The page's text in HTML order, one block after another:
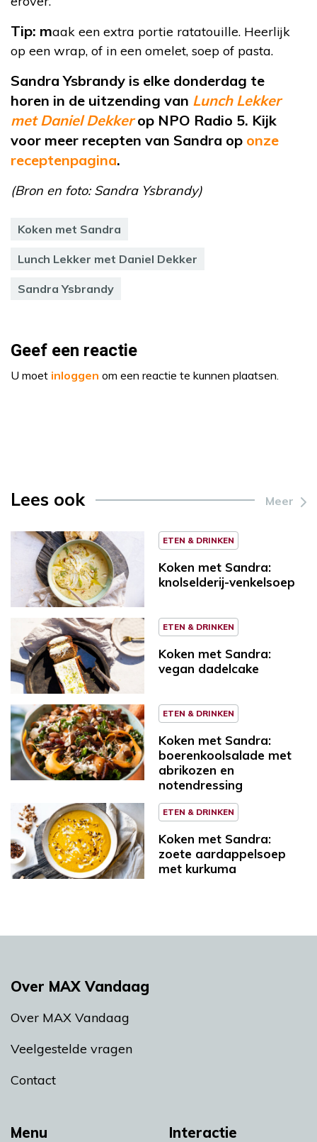
Tip: maak een extra portie ratatouille. Heerlijk
op een wrap, of in een omelet, soep of pasta.
Sandra Ysbrandy is elke donderdag te
horen in de uitzending van Lunch Lekker
met Daniel Dekkerop NPO Radio 5. Kijk
voor meer recepten van Sandra op onze
receptenpagina.
(Bron en foto: Sandra Ysbrandy)
Koken met Sandra
Lunch Lekker met Daniel Dekker
Sandra Ysbrandy
Geef een reactie
U moet inloggen om een reactie te kunnen plaatsen.
Lees ook Meer
ETEN & DRINKEN
Koken met Sandra:
knolselderij-venkelsoep
ETEN & DRINKEN
Koken met Sandra:
vegan dadelcake
ETEN & DRINKEN
Koken met Sandra:
boerenkoolsalade met
abrikozen en
notendressing
ETEN & DRINKEN
Koken met Sandra:
zoete aardappelsoep
met kurkuma
Menu Interactie
Over MAX Vandaag
Over MAX Vandaag
Veelgestelde vragen
Contact